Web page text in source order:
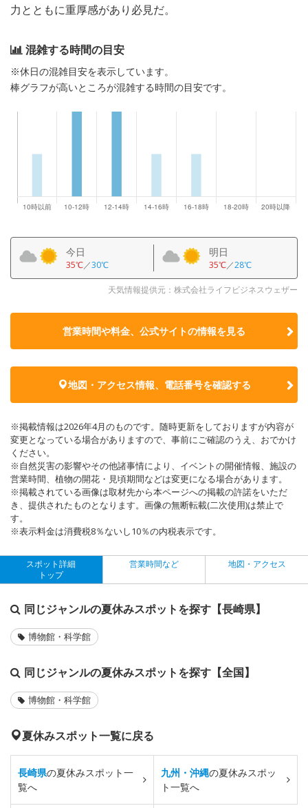
力とともに重厚感があり必見だ。
混雑する時間の目安
※休日の混雑目安を表示しています。
棒グラフが高いところが混雑する時間の目安です。
今日
35℃／30℃
明日
35℃／28℃
天気情報提供元：株式会社ライフビジネスウェザー
営業時間や料金、公式サイトの情報を見る
地図・アクセス情報、電話番号を確認する
※掲載情報は2026年4月のものです。随時更新をしておりますが内容が
変更となっている場合がありますので、事前にご確認のうえ、おでかけ
ください。
※自然災害の影響やその他諸事情により、イベントの開催情報、施設の
営業時間、植物の開花・見頃期間などは変更になる場合があります。
※掲載されている画像は取材先から本ページへの掲載の許諾をいただ
き、提供されたものとなります。画像の無断転載(二次使用)は禁止で
す。
※表示料金は消費税8％ないし10％の内税表示です。
スポット詳細
トップ
営業時間など 地図・アクセス
同じジャンルの夏休みスポットを探す【長崎県】
博物館・科学館
同じジャンルの夏休みスポットを探す【全国】
博物館・科学館
夏休みスポット一覧に戻る
長崎県の夏休みスポット一
覧へ
九州・沖縄の夏休みスポッ
ト一覧へ